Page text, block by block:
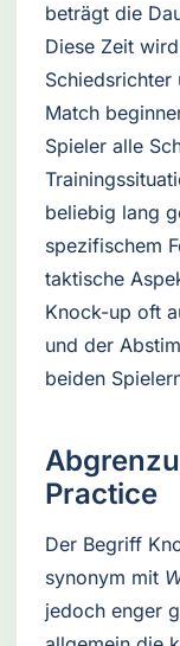
beträgt die
Diese Zeit
Match
Spieler alle
beliebig lang
spezifischem
taktische
Knock-up oft
und der
beiden
Practice
Der Begriff
synonym mit
jedoch enger